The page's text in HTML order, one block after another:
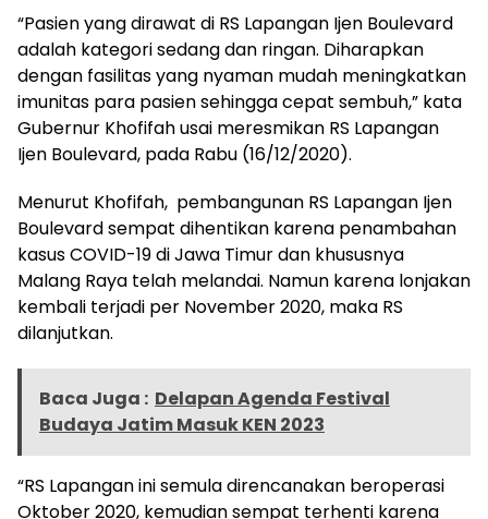
“Pasien yang dirawat di RS Lapangan Ijen Boulevard
adalah kategori sedang dan ringan. Diharapkan
dengan fasilitas yang nyaman mudah meningkatkan
imunitas para pasien sehingga cepat sembuh,” kata
Gubernur Khofifah usai meresmikan RS Lapangan
Ijen Boulevard, pada Rabu (16/12/2020).
Menurut Khofifah, pembangunan RS Lapangan Ijen
Boulevard sempat dihentikan karena penambahan
kasus COVID-19 di Jawa Timur dan khususnya
Malang Raya telah melandai. Namun karena lonjakan
kembali terjadi per November 2020, maka RS
dilanjutkan.
Baca Juga : Delapan Agenda Festival
Budaya Jatim Masuk KEN 2023
“RS Lapangan ini semula direncanakan beroperasi
Oktober 2020, kemudian sempat terhenti karena